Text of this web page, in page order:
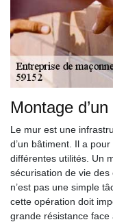
Montage
Le mur est une
d’un bâtiment. Il a
différentes utilités. Un
sécurisation de vie des
n’est pas une simple
cette opération doit
grande résistance